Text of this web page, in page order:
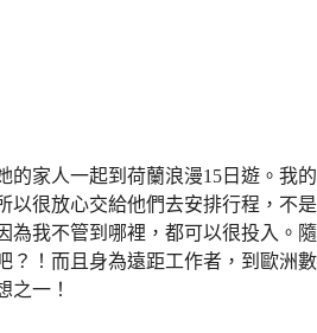
的家人一起到荷蘭浪漫15日遊。我的
以很放心交給他們去安排行程，不是
為我不管到哪裡，都可以很投入。隨
？！而且身為遠距工作者，到歐洲數
之一！